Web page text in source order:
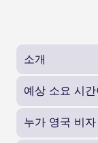
소개
예상 소요 시
누가 영국 비